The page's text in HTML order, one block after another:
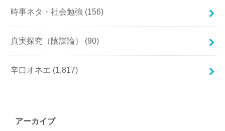
時事ネタ・社会勉強 (156)
真実探究（陰謀論） (90)
辛口オネエ (1,817)
アーカイブ